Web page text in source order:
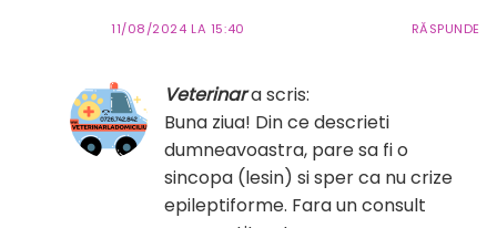
11/08/2024 LA 15:40 RĂSPUNDE
Veterinara scris:
Buna ziua! Din ce descrieti
dumneavoastra, pare sa fi o
sincopa (lesin) si sper ca nu crize
epileptiforme. Fara un consult